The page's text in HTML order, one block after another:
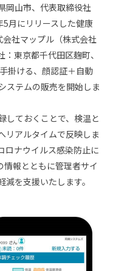
岡山市、代表取締役社
月にリリースした健康
社マップル（株式会社
東京都千代田区麹町、
掛ける、顔認証＋自動
ステムの販売を開始しま
しておくことで、検温と
リアルタイムで反映しま
ロナウイルス感染防止に
報とともに管理者サイ
を支援いたします。